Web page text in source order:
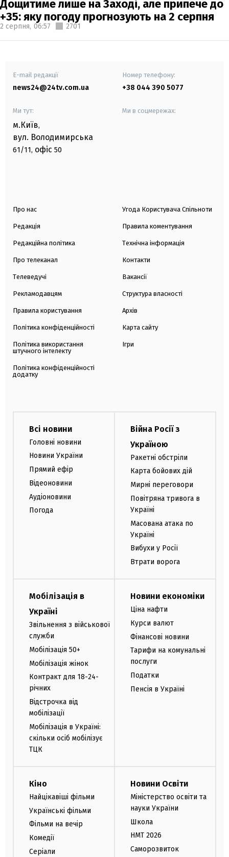
Дощитиме лише на Заході, але припече до
+35: яку погоду прогнозують на 2 серпня
2 серпня, 06:57 2701
E-mail редакції
news24@24tv.com.ua
Номер телефону:
+38 044 390 5077
Ми тут:
м.Київ,
вул. Володимирська
61/11, офіс 50
Ми в соцмережах:
Про нас
Редакція
Редакційна політика
Про телеканал
Телеведучі
Рекламодавцям
Правила користування
Політика конфіденційності
Політика використання
штучного інтелекту
Політика конфіденційності
додатку
Угода Користувача Спільноти
Правила коментування
Технічна інформація
Контакти
Вакансії
Структура власності
Архів
Карта сайту
Ігри
Всі новини
Головні новини
Новини України
Прямий ефір
Відеоновини
Аудіоновини
Погода
Війна Росії з
Україною
Ракетні обстріли
Карта бойових дій
Мирні переговори
Повітряна тривога в
Україні
Масована атака по
Україні
Вибухи у Росії
Втрати ворога
Мобілізація в
Україні
Звільнення з військової
служби
Мобілізація 50+
Мобілізація жінок
Контракт для 18-24-
річних
Відстрочка від
мобілізації
Мобілізація в Україні:
скільки осіб мобілізує
ТЦК
Новини економіки
Ціна нафти
Курси валют
Фінансові новини
Тарифи на комунальні
послуги
Податки
Пенсія в Україні
Кіно
Найцікавіші фільми
Українські фільми
Фільми на вечір
Комедії
Серіали
Новини Освіти
Міністерство освіти та
науки України
Школа
НМТ 2026
Саморозвиток